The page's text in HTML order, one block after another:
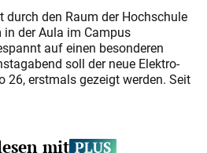
durch den Raum der Hochschule
der Aula im Campus
auf einen besonderen
soll der neue Elektro-
26, erstmals gezeigt werden. Seit